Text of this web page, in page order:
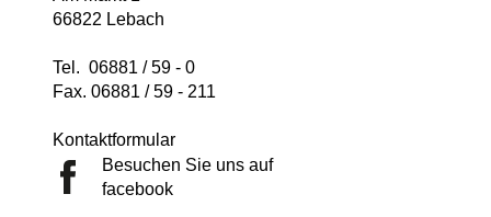
66822 Lebach
Tel. 06881 / 59 - 0
Fax. 06881 / 59 - 211
Kontaktformular
Besuchen Sie uns auf
facebook